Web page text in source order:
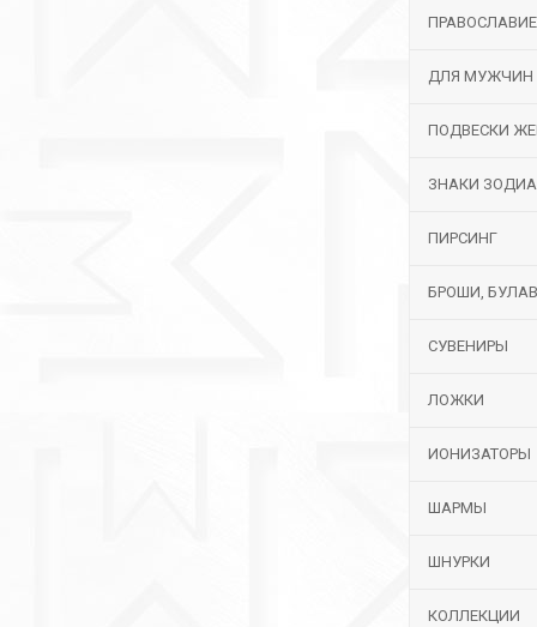
ПРАВОСЛАВИЕ
ДЛЯ МУЖЧИН
ПОДВЕСКИ
ЗНАКИ
ПИРСИНГ
БРОШИ,
СУВЕНИРЫ
ЛОЖКИ
ИОНИЗАТОРЫ
ШАРМЫ
ШНУРКИ
КОЛЛЕКЦИИ